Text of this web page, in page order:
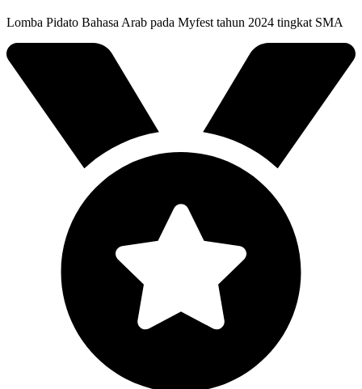
Lomba Pidato Bahasa Arab pada Myfest tahun 2024 tingkat SMA